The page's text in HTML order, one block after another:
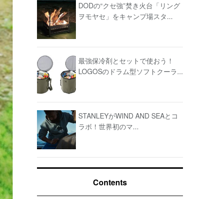
DODの“クセ強”焚き火台「リング
ヲモヤセ」をキャンプ場スタ...
最強保冷剤とセットで使おう！
LOGOSのドラム型ソフトクーラ...
STANLEYがWIND AND SEAとコ
ラボ！世界初のマ...
Contents